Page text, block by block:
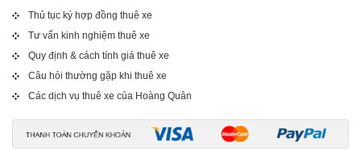
Thủ tục ký hợp đồng thuê xe
Tư vấn kinh nghiệm thuê xe
Quy định & cách tính giá thuê xe
Câu hỏi thường gặp khi thuê xe
Các dịch vụ thuê xe của Hoàng Quân